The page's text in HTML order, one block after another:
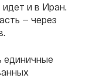
и в Иран.
— через
единичные